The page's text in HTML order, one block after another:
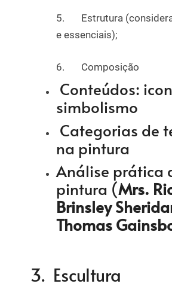
5. Estrutura
e essenciais);
6. Composição
Conteúdos:
simbolismo
Categorias de
na pintura
Análise prática
pintura (Mrs.
Brinsley
Thomas
3. Escultura